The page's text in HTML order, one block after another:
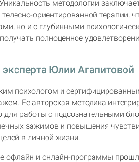
методологии
телесно-ориентированной терапии,
но и с глубинными
полноценное
Юлии Агапитовой
психологом и
Ее авторская методика
для работы с подсознательными
зажимов и повышения
в личной жизни.
офлайн и онлайн-программы